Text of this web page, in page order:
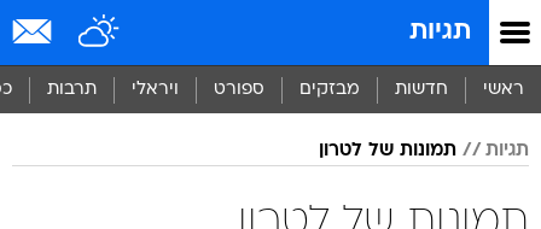
תגיות
ראשי חדשות מבזקים ספורט ויראלי תרבות
תגיות תמונות של לטרון